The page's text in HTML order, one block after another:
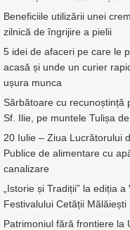
Beneficiile utilizării unei
zilnică de îngrijire a pielii
5 idei de afaceri pe care le
acasă și unde un curier
ușura munca
Sărbătoare cu recunoștință
Sf. Ilie, pe muntele Tulișa
20 Iulie – Ziua Lucrătorului
Publice de alimentare cu
canalizare
„Istorie și Tradiții” la ediția a
Festivalului Cetății Mălăiești
Patrimoniul fără frontiere la